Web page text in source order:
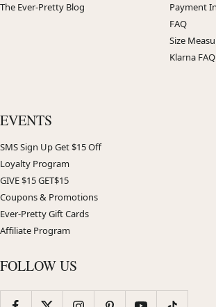
The Ever-Pretty Blog
Payment
FAQ
Size
Klarna FAQ
EVENTS
SMS Sign Up Get $15 Off
Loyalty Program
GIVE $15 GET$15
Coupons & Promotions
Ever-Pretty Gift Cards
Affiliate Program
FOLLOW US